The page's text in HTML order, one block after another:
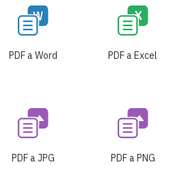
PDF a Word PDF a Excel
PDF a JPG PDF a PNG